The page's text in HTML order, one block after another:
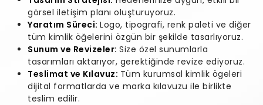
görsel iletişim planı oluşturuyoruz.
Yaratım Süreci: Logo, tipografi, renk paleti ve diğer
tüm kimlik öğelerini özgün bir şekilde tasarlıyoruz.
Sunum ve Revizeler: Size özel sunumlarla
tasarımları aktarıyor, gerektiğinde revize ediyoruz.
Teslimat ve Kılavuz: Tüm kurumsal kimlik ögeleri
dijital formatlarda ve marka kılavuzu ile birlikte
teslim edilir.